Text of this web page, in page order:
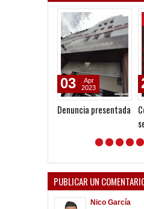
Denuncia presentada
03
Apr
2023
PUBLICAR UN
Nico García